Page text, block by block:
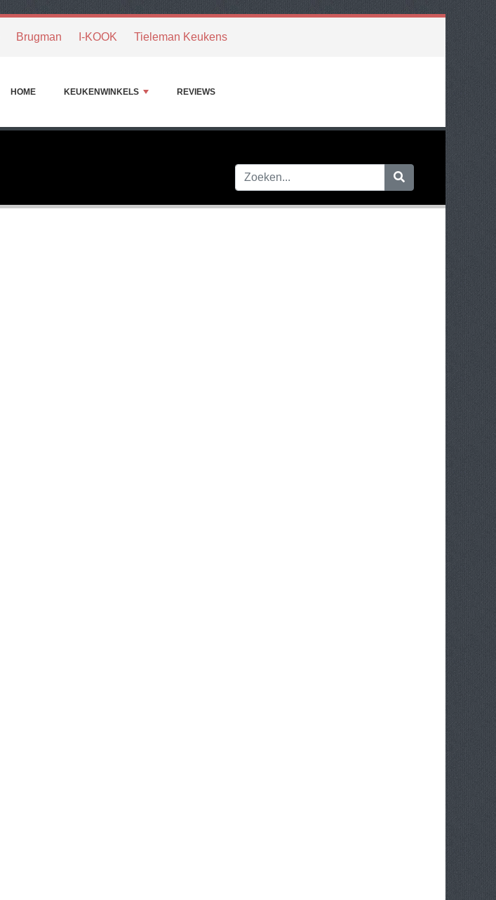
Brugman I-KOOK Tieleman Keukens
HOME KEUKENWINKELS REVIEWS